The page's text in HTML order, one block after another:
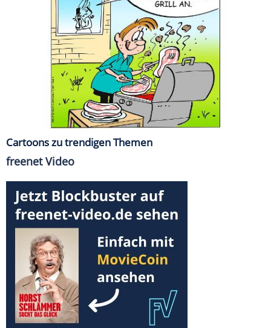
Cartoons zu trendigen Themen
freenet Video